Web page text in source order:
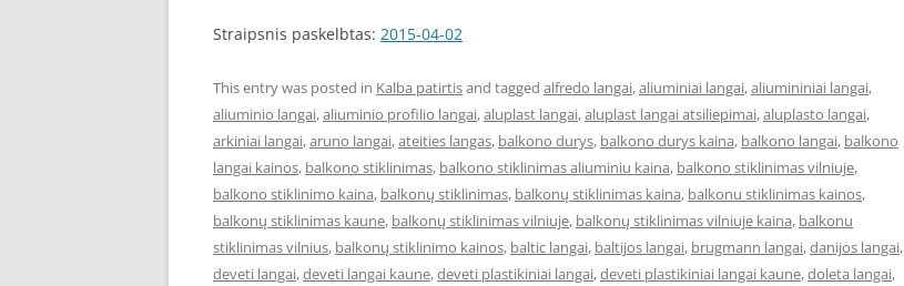
Straipsnis paskelbtas: 2015-04-02
This entry was posted in Kalba patirtisand tagged alfredo langai,aliuminiai langai,aliumininiai langai,
aliuminio langai,aliuminio profilio langai,aluplast langai,aluplast langai atsiliepimai,aluplasto langai,
arkiniai langai,aruno langai,ateities langas, balkono durys, balkono durys kaina, balkono langai, balkono
langai kainos, balkono stiklinimas, balkono stiklinimas aliuminiu kaina, balkono stiklinimas vilniuje,
balkono stiklinimo kaina, balkonų stiklinimas, balkonų stiklinimas kaina, balkonu stiklinimas kainos,
balkonų stiklinimas kaune, balkonų stiklinimas vilniuje, balkonų stiklinimas vilniuje kaina, balkonu
stiklinimas vilnius, balkonų stiklinimo kainos, baltic langai, baltijos langai, brugmann langai,danijos langai,
deveti langai,deveti langai kaune,deveti plastikiniai langai,deveti plastikiniai langai kaune,doleta langai,